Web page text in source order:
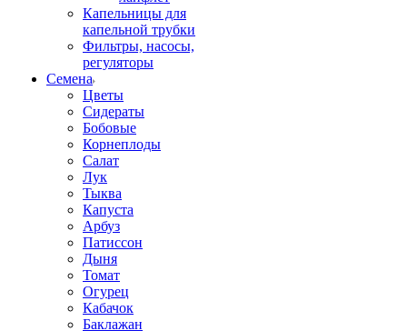
Капельницы для
капельной трубки
Фильтры, насосы,
регуляторы
Семена
Цветы
Сидераты
Бобовые
Корнеплоды
Салат
Лук
Тыква
Капуста
Арбуз
Патиссон
Дыня
Томат
Огурец
Кабачок
Баклажан